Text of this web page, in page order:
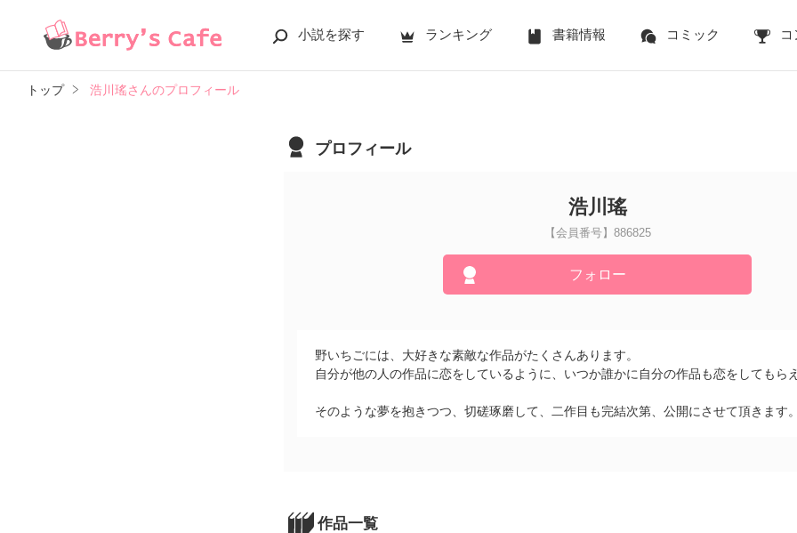
小説を探す ランキング 書籍情報 コミック
トップ 浩川瑤さんのプロフィール
プロフィール
浩川瑤
【会員番号】886825
フォロー
野いちごには、大好きな素敵な作品がたくさんあります。
自分が他の人の作品に恋をしているように、いつか誰かに自分の作品も恋をしてもら
そのような夢を抱きつつ、切磋琢磨して、二作目も完結次第、公開にさせて頂きます
作品一覧